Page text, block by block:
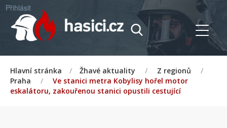
Přihlásit
Hlavní stránka / Žhavé aktuality / Z regionů
/
Praha
/
Ve stanici metra Kobylisy hořel motor
eskalátoru, zakouřenou stanici opustili cestující